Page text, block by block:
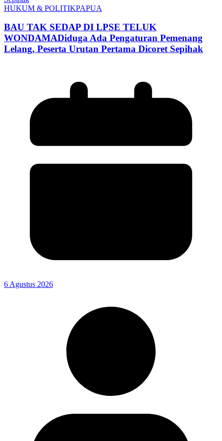
HUKUM & POLITIKPAPUA
BAU TAK SEDAP DI LPSE TELUK
WONDAMADiduga Ada Pengaturan Pemenang
Lelang, Peserta Urutan Pertama Dicoret Sepihak
6 Agustus 2026